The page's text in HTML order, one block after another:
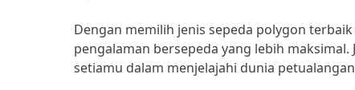
Dengan memilih jenis sepeda polygon
pengalaman bersepeda yang lebih
setiamu dalam menjelajahi dunia